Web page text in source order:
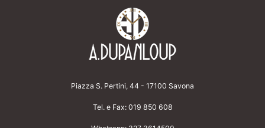
Piazza S. Pertini, 44 - 17100 Savona
Tel. e Fax: 019 850 608